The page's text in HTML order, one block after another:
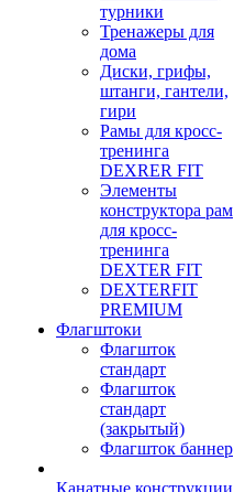
турники
Тренажеры для
дома
Диски, грифы,
штанги, гантели,
гири
Рамы для кросс-
тренинга
DEXRER FIT
Элементы
конструктора рам
для кросс-
тренинга
DEXTER FIT
DEXTERFIT
PREMIUM
Флагштоки
Флагшток
стандарт
Флагшток
стандарт
(закрытый)
Флагшток баннер
Канатные конструкции